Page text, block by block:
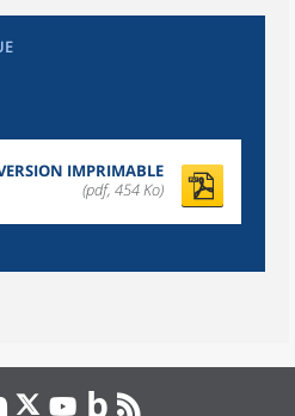
IMPRIMABLE
(pdf, 454 Ko)